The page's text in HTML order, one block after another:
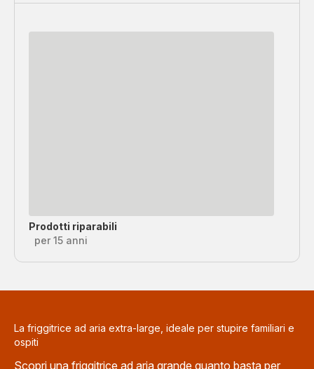
Prodotti riparabili
per 15 anni
La friggitrice ad aria extra-large, ideale per stupire familiari e
ospiti
Scopri una friggitrice ad aria grande quanto basta per